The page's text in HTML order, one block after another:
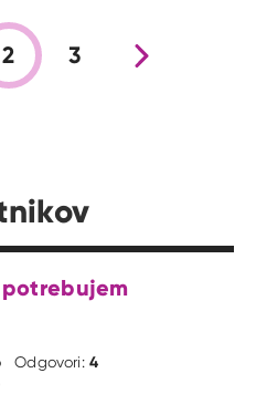
2 3 Nova stran
Odgovori:4